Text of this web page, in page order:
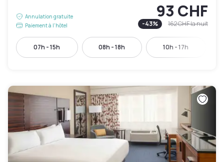
Annulation gratuite
Paiement à l'hôtel
93 CHF
-43% 162 CHFla nuit
07h - 15h 08h - 18h 10h - 17h